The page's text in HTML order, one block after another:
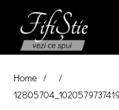
Home /
/